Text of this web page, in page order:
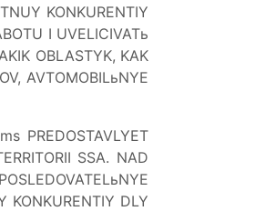
KONKURENTIY
I UVELICIVATь
OBLASTYK, KAK
AVTOMOBILьNYE
PREDOSTAVLYET
SSA. NAD
KONKURENTIY DLY